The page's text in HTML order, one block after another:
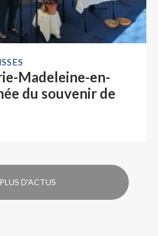
Madeleine-en-
du souvenir de
PLUS D'ACTUS